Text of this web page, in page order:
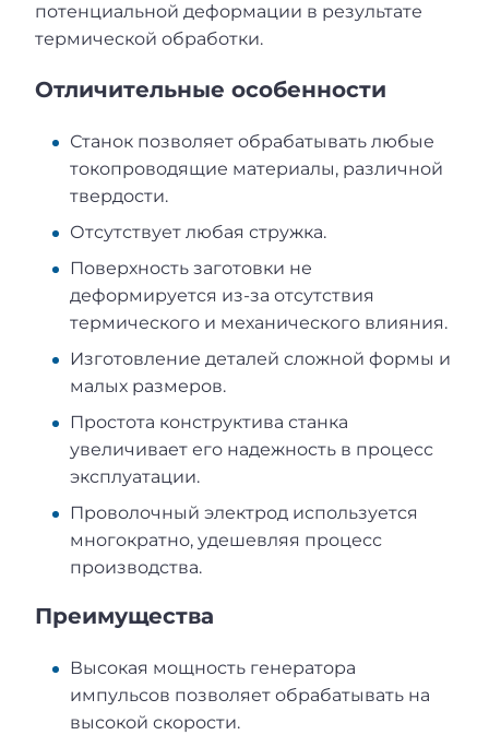
потенциальной деформации в результате
термической обработки.
Отличительные особенности
Станок позволяет обрабатывать любые
токопроводящие материалы, различной
твердости.
Отсутствует любая стружка.
Поверхность заготовки не
деформируется из-за отсутствия
термического и механического влияния.
Изготовление деталей сложной формы и
малых размеров.
Простота конструктива станка
увеличивает его надежность в процесс
эксплуатации.
Проволочный электрод используется
многократно, удешевляя процесс
производства.
Преимущества
Высокая мощность генератора
импульсов позволяет обрабатывать на
высокой скорости.